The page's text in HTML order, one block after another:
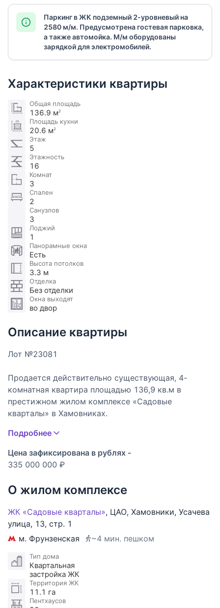
Паркинг в ЖК подземный 2-уровневый на
2580 м/м. Предусмотрена гостевая парковка,
а также автомойка. М/м оборудованы
зарядкой для электромобилей​.
Характеристики квартиры
Общая площадь
136.9 м2
Площадь кухни
20.6 м2
Этаж
5
Этажность
16
Комнат
3
Спален
2
Санузлов
3
Лоджий
1
Панорамные окна
Есть
Высота потолков
3.3 м
Отделка
Без отделки
Окна выходят
во двор
Описание квартиры
Лот №23081
Продается действительно существующая, 4-
комнатная квартира площадью 136,9 кв.м в
престижном жилом комплексе «Садовые
кварталы» в Хамовниках.
Наш офис находится непосредственно на
территории комплекса — благодаря этому мы
можем организовать быстрый и удобный показ в
Квартира привлекает сочетанием продуманного
пространства и возможностей для создания
комфортного интерьера, адаптированного под
индивидуальный стиль будущих владельцев.
Панорамные окна наполняют комнаты
естественным светом и открывают вид на
ухоженный зеленый двор без машин и живописный
пруд, создавая редкое для центра столицы
ощущение приватности и спокойствия.
Подробнее
Цена зафиксирована в рублях -
335 000 000 ₽
О жилом комплексе
ЖК «Садовые кварталы», ЦАО, Хамовники, Усачева
улица, 13, стр. 1
м. Фрунзенская
~4 мин. пешком
Тип дома
Квартальная
застройка ЖК
Территория ЖК
11.1 га
Пентхаусов